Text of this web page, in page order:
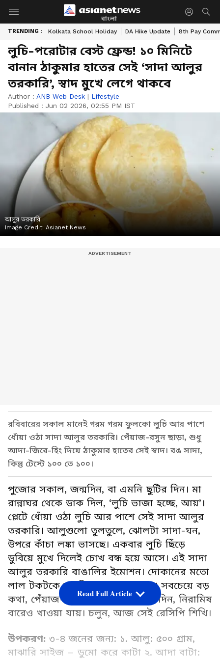
বাংলা
TRENDING : Kolkata School Holiday DA Hike Update 8th Pay
লুচি-পরোটার বেস্ট ফ্রেন্ড! ১০ মিনিটে
বানান ঠাকুমার হাতের সেই ‘সাদা আলুর
তরকারি’, স্বাদ মুখে লেগে থাকবে
Author : ANB Web Desk | Lifestyle
Published : Jun 02 2026, 02:55 PM IST
আলুর তরকারি
Image Credit: Asianet News
রবিবারের সকাল মানেই গরম গরম ফুলকো লুচি আর পাশে
ধোঁয়া ওঠা সাদা আলুর তরকারি। পেঁয়াজ-রসুন ছাড়া, শুধু
আদা-জিরে-হিং দিয়ে ঠাকুমার হাতের সেই স্বাদ। রঙ সাদা,
কিন্তু টেস্টে ১০০ তে ১০০।
পুজোর সকাল, জন্মদিন, বা এমনি ছুটির দিন। মা
রান্নাঘর থেকে ডাক দিল, ‘লুচি ভাজা হচ্ছে, আয়’।
প্লেটে ধোঁয়া ওঠা লুচি আর পাশে সেই সাদা আলুর
তরকারি। আলুগুলো তুলতুলে, ঝোলটা সাদা-ঘন,
উপরে কাঁচা লঙ্কা ভাসছে। একবার লুচি ছিঁড়ে
ডুবিয়ে মুখে দিলেই চোখ বন্ধ হয়ে আসে। এই সাদা
আলুর তরকারি বাঙালির ইমোশন। দোকানের মতো
লাল টকটকে না, কিন্তু স্বাদে ওর বাপ। সবচেয়ে বড়
কথা, পেঁয়াজ-রসুন নেই। তাই পুজোর দিন, নিরামিষ
বারেও খাওয়া যায়। চলুন, আজ সেই রেসিপি শিখি।
উপকরণ: ৩-৪ জনের জন্য: ১. আলু: ৫০০ গ্রাম,
মাঝারি সাইজ – ডুমো করে কাটা ২. আদা বাটা:
Read Full Article